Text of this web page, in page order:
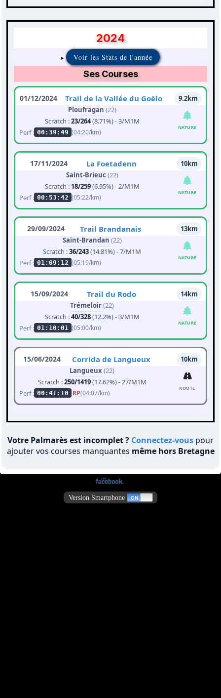
2024
Voir les Stats de l'année
Ses Courses
01/12/2024 Trail de la Vallée du Goëlo
9.2km
Ploufragan (22)
Scratch :23/264(8.71%) - 3/M1M
Perf : 00:39:49 (04:20/km)
NATURE
17/11/2024 La Foetadenn
10km
Saint-Brieuc (22)
Scratch : 18/259(6.95%) - 2/M1M
Perf : 00:53:42 (05:22/km)
NATURE
29/09/2024 Trail Brandanais
13km
Saint-Brandan (22)
Scratch :36/243(14.81%) - 7/M1M
Perf : 01:09:12 (05:19/km)
NATURE
15/09/2024 Trail du Rodo
14km
Trémeloir(22)
Scratch :40/328(12.2%) - 3/M1M
Perf : 01:10:01 (05:00/km)
NATURE
15/06/2024 Corrida de Langueux
10km
Langueux(22)
Scratch :250/1419(17.62%) - 27/M1M
Perf : 00:41:10 RP(04:07/km)
ROUTE
Votre Palmarès est incomplet ? Connectez-vous pour
ajouter vos courses manquantes même hors Bretagne
Version Smartphone